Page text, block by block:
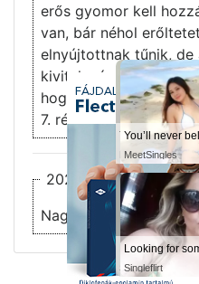
MeetSingles
Singleflirt
MeetSingles
Singleflirt
erős gyomor kell
van, bár néhol
elnyújtottnak tűnik, de
kivitelezés. Erősen
hogy miképpen
7. rész után 8 pont.
2026-02-21
Nagyon jó! Egyben